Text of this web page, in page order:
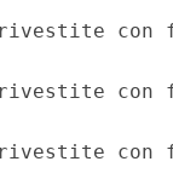
con
con
con